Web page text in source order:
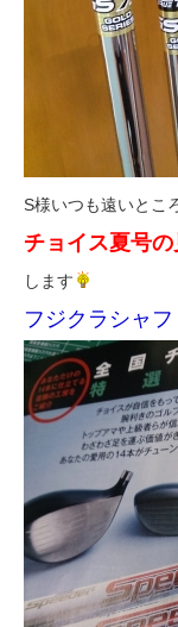
S様いつも遠いとこ
チョイス夏号
します
フジクラシャ